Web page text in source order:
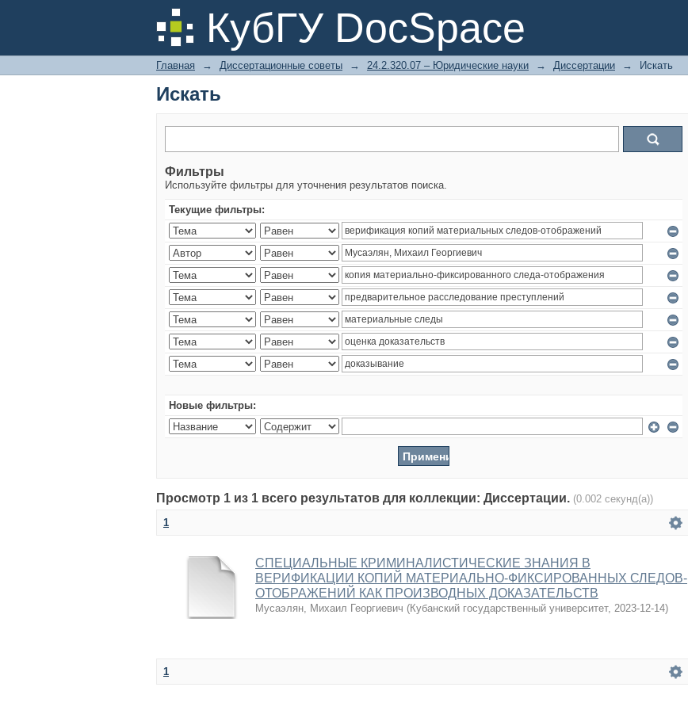
КубГУ DocSpace
Искать
Главная → Диссертационные советы → 24.2.320.07 – Юридические науки → Диссертации → Искать
Искать
Фильтры
Используйте фильтры для уточнения результатов поиска.
Текущие фильтры:
Новые фильтры:
Просмотр 1 из 1 всего результатов для коллекции: Диссертации. (0.002 секунд(а))
1
СПЕЦИАЛЬНЫЕ КРИМИНАЛИСТИЧЕСКИЕ ЗНАНИЯ В
ВЕРИФИКАЦИИ КОПИЙ МАТЕРИАЛЬНО-ФИКСИРОВАННЫХ СЛЕДОВ-
ОТОБРАЖЕНИЙ КАК ПРОИЗВОДНЫХ ДОКАЗАТЕЛЬСТВ
Мусаэлян, Михаил Георгиевич (Кубанский государственный университет, 2023-12-14)
1